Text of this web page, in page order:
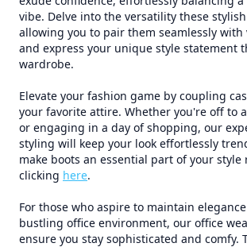
vibe. Delve into the versatility these
allowing you to pair them seamlessly with
and express your unique style statement
wardrobe.
Elevate your fashion game by coupling
your favorite attire. Whether you're off to
or engaging in a day of shopping, our
styling will keep your look effortlessly
make boots an essential part of your
clicking here.
For those who aspire to maintain
bustling office environment, our office
ensure you stay sophisticated and comfy.